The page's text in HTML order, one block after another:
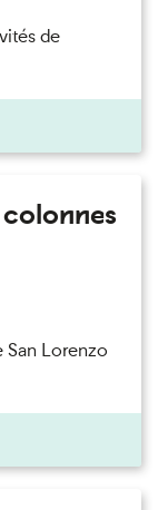
de
Lorenzo